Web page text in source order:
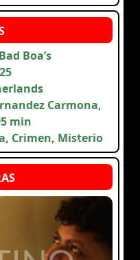
Bad Boa’s
Carmona,
min
Crimen, Misterio